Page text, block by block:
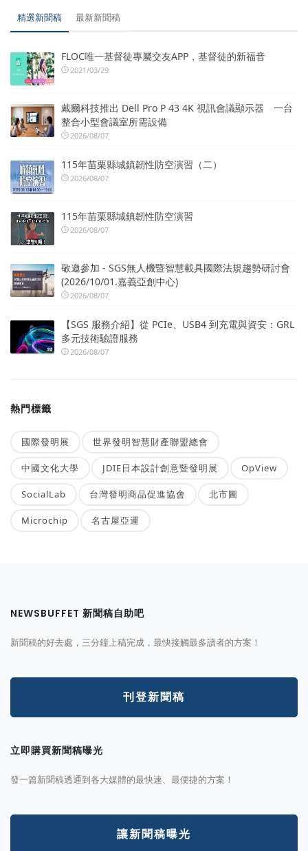
精選新聞稿 最新新聞稿
FLOC唯一基督徒專屬交友APP，基督徒的新福音
2021/03/29
戴爾科技推出 Dell Pro P 43 4K 視訊會議顯示器 一台
整合小型會議室所需設備
2026/08/07
115年苗栗縣城鎮韌性防空演習（二）
2026/08/07
115年苗栗縣城鎮韌性防空演習
2026/08/07
敬邀參加 - SGS無人機暨智慧載具國際法規趨勢研討會
(2026/10/01.嘉義亞創中心)
2026/08/07
【SGS 服務介紹】從 PCIe、USB4 到充電與資安：GRL
多元技術驗證服務
2026/08/07
熱門標籤
國際發明展 世界發明智慧財產聯盟總會
中國文化大學 JDIE日本設計創意暨發明展 OpView
SocialLab 台灣發明商品促進協會 北市圖
Microchip 名古屋亞運
NEWSBUFFET 新聞稿自助吧
新聞稿的好去處，三分鐘上稿完成，最快接觸最多讀者的方案！
刊登新聞稿
立即購買新聞稿曝光
發一篇新聞稿透通到各大媒體的最快速、最便捷的方案！
讓新聞稿曝光